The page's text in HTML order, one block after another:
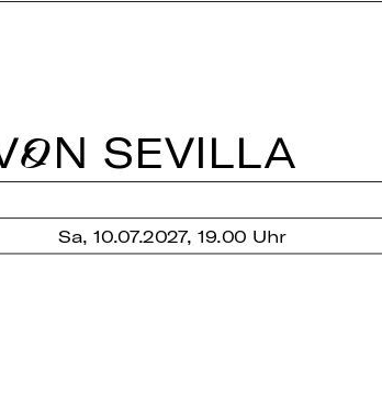
SE­VIL­LA
Sa, 10.07.2027, 19.00 Uhr